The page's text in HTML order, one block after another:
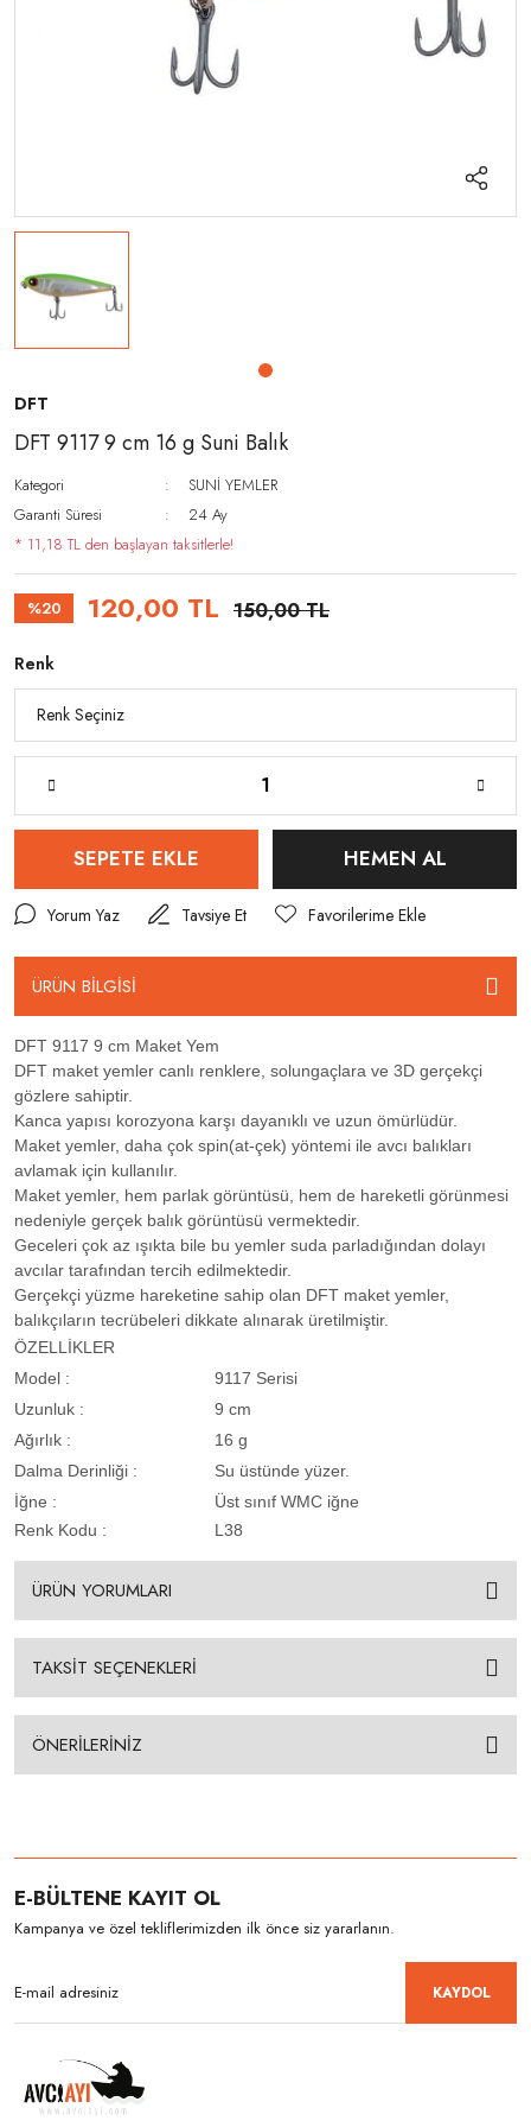
DFT
DFT 9117 9 cm 16 g Suni Balık
Kategori
SUNİ YEMLER
Garanti Süresi
24 Ay
* 11,18 TL den başlayan taksitlerle!
%20 120,00 TL 150,00 TL
Renk
SEPETE EKLE HEMEN AL
Yorum Yaz Tavsiye Et
ÜRÜN BİLGİSİ
DFT 9117 9 cm Maket Yem
DFT maket yemler canlı renklere, solungaçlara ve 3D gerçekçi
gözlere sahiptir.
Kanca yapısı korozyona karşı dayanıklı ve uzun ömürlüdür.
Maket yemler, daha çok spin(at-çek) yöntemi ile avcı balıkları
avlamak için kullanılır.
Maket yemler, hem parlak görüntüsü, hem de hareketli görünmesi
nedeniyle gerçek balık görüntüsü vermektedir.
Geceleri çok az ışıkta bile bu yemler suda parladığından dolayı
avcılar tarafından tercih edilmektedir.
Gerçekçi yüzme hareketine sahip olan DFT maket yemler,
balıkçıların tecrübeleri dikkate alınarak üretilmiştir.
ÖZELLİKLER
Model :
9117 Serisi
Uzunluk :
9 cm
Ağırlık :
16 g
Dalma Derinliği :
Su üstünde yüzer.
İğne :
Üst sınıf WMC iğne
Renk Kodu :
L38
ÜRÜN YORUMLARI
TAKSİT SEÇENEKLERİ
ÖNERİLERİNİZ
E-BÜLTENE KAYIT OL
Kampanya ve özel tekliflerimizden ilk önce siz yararlanın.
KAYDOL